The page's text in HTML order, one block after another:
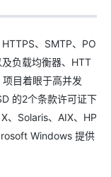
、SMTP、PO
负载均衡器、HTT
目着眼于高并发
的2个条款许可证下
、Solaris、AIX、HP
Windows 提供